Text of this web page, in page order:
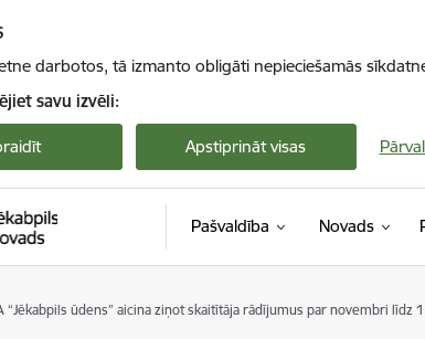
darbotos, tā izmanto obligāti nepieciešamās
savu izvēli:
Apstiprināt visas
Pašvaldība Novads
“Jēkabpils ūdens” aicina ziņot skaitītāja rādījumus par novembri līdz